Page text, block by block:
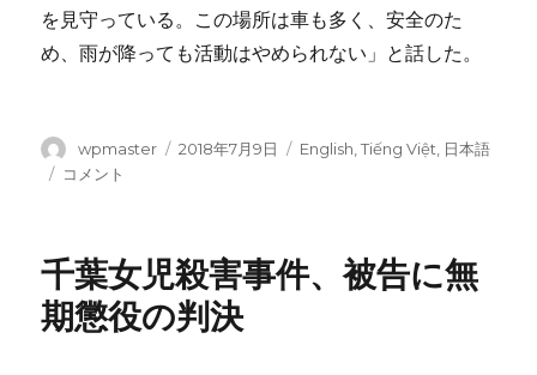
を見守っている。この場所は車も多く、安全のた
め、雨が降っても活動はやめられない」と話した。
投
稿
wpmaster
投
2018年7月9日
カ
English ,Tiếng Việt 日本語
千
女
児
殺
コメント
千葉女児殺害事件、被告に無
期懲役の判決